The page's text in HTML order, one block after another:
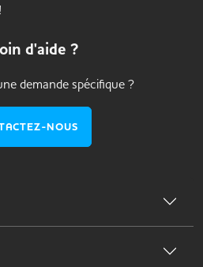
d'aide ?
demande spécifique ?
NOUS